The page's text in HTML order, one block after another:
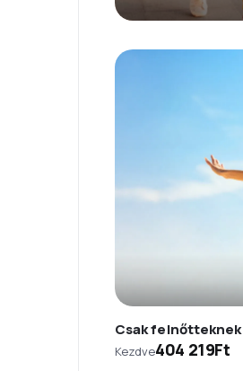
Csak felnőtteknek
Kezdve404 219Ft